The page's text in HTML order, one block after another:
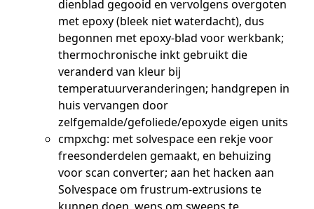
dienblad gegooid en vervolgens overgoten
met epoxy (bleek niet waterdacht), dus
begonnen met epoxy-blad voor werkbank;
thermochronische inkt gebruikt die
veranderd van kleur bij
temperatuurveranderingen; handgrepen in
huis vervangen door
zelfgemalde/gefoliede/epoxyde eigen units
cmpxchg: met solvespace een rekje voor
freesonderdelen gemaakt, en behuizing
voor scan converter; aan het hacken aan
Solvespace om frustrum-extrusions te